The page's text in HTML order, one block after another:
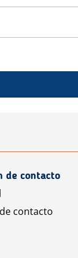
de contacto
contacto